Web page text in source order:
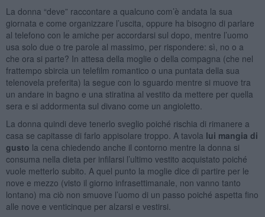
La donna “deve” raccontare a qualcuno com’è andata la sua
giornata e come organizzare l’uscita, oppure ha bisogno di parlare
al telefono con le amiche per accordarsi sul dopo, mentre l’uomo
usa solo due o tre parole al massimo, per rispondere: sì, no o a
che ora si parte? In attesa della moglie o della compagna (che nel
frattempo sbircia un telefilm romantico o una puntata della sua
telenovela preferita) la segue con lo sguardo mentre si muove tra
un andare in bagno e una stiratina al vestito da mettere per quella
sera e si addormenta sul divano come un angioletto.
La donna quindi deve tenerlo sveglio poiché rischia di rimanere a
casa se capitasse di farlo appisolare troppo. A tavola lui mangia di
gusto la cena chiedendo anche il contorno mentre la donna si
consuma nella dieta per infilarsi l’ultimo vestito acquistato poiché
vuole metterlo subito. A quel punto la moglie dice di partire per le
nove e mezzo (visto il giorno infrasettimanale, non vanno tanto
lontano) ma ciò non smuove l’uomo di un passo poiché aspetta fino
alle nove e venticinque per alzarsi e vestirsi.